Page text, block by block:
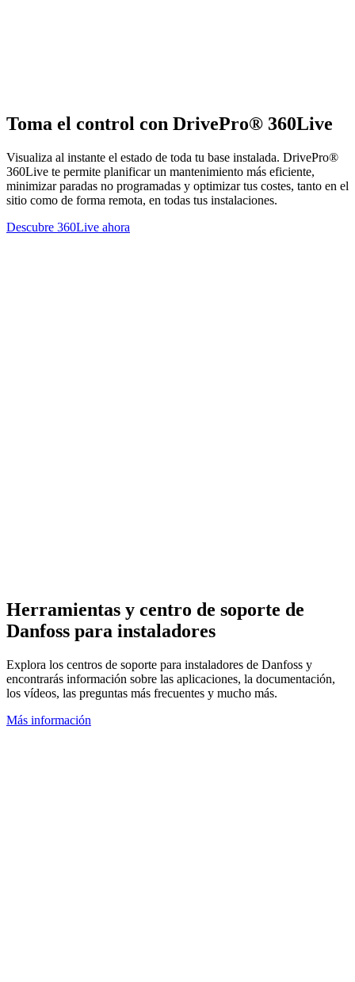
Toma el control con DrivePro® 360Live
Visualiza al instante el estado de toda tu base instalada. DrivePro®
360Live te permite planificar un mantenimiento más eficiente,
minimizar paradas no programadas y optimizar tus costes, tanto en el
sitio como de forma remota, en todas tus instalaciones.
Descubre 360Live ahora
Herramientas y centro de soporte de
Danfoss para instaladores
Explora los centros de soporte para instaladores de Danfoss y
encontrarás información sobre las aplicaciones, la documentación,
los vídeos, las preguntas más frecuentes y mucho más.
Más información